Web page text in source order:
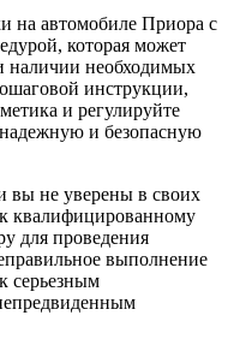
на автомобиле Приора с
которая может
наличии необходимых
инструкции,
и регулируйте
и безопасную
вы не уверены в своих
к квалифицированному
для проведения
выполнение
серьезным